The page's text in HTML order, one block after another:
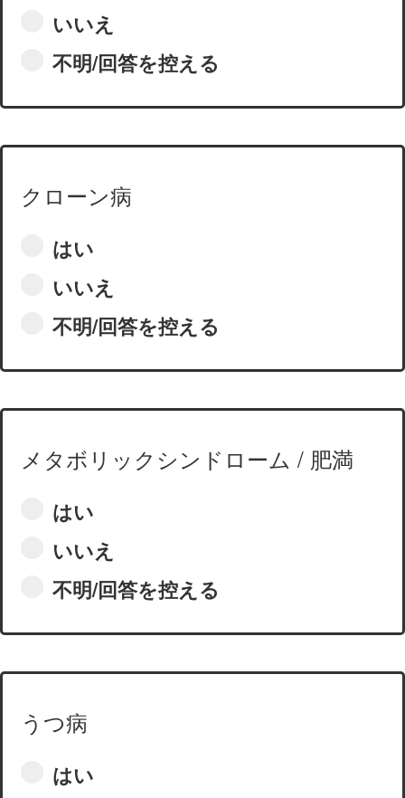
いいえ
不明/回答を控える
クローン病
はい
いいえ
不明/回答を控える
メタボリックシンドローム / 肥満
はい
いいえ
不明/回答を控える
うつ病
はい